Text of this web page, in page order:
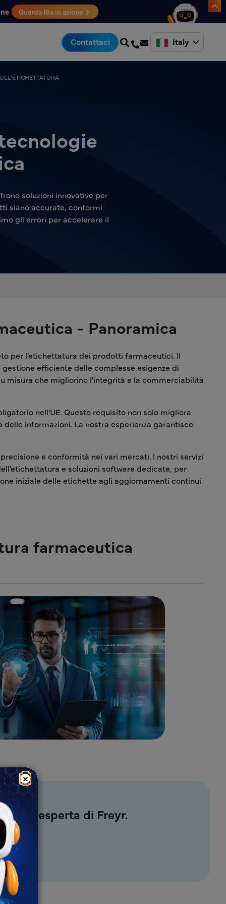
×
Guarda Ria in azione
Contattaci Italy
soluzioni innovative per
siano accurate, conformi
gli errori per accelerare il
- Panoramica
per l'etichettatura dei prodotti farmaceutici. Il
efficiente delle complesse esigenze di
misura che migliorino l'integrità e la commerciabilità
nell'UE. Questo requisito non solo migliora
informazioni. La nostra esperienza garantisce
e conformità nei vari mercati. I nostri servizi
e soluzioni software dedicate, per
iniziale delle etichette agli aggiornamenti continui
farmaceutica
esperta di Freyr.